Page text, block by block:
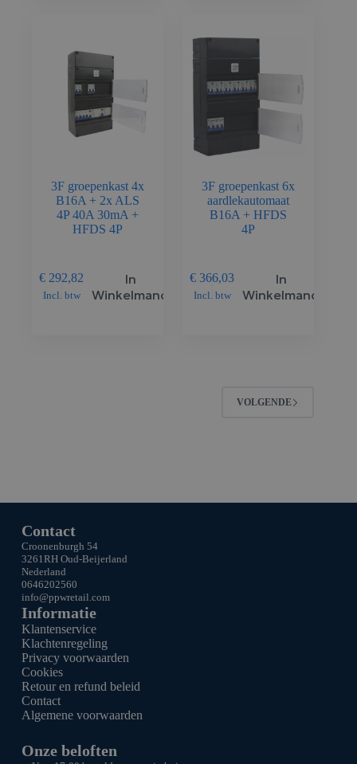
3F groepenkast 4x
B16A + 2x ALS
4P 40A 30mA +
HFDS 4P
€ 292,82
Incl. btw
In
Winkelmand
3F groepenkast 6x
aardlekautomaat
B16A + HFDS
4P
€ 366,03
Incl. btw
In
Winkelmand
VOLGENDE
Contact
Croonenburgh 54
3261RH Oud-Beijerland
Nederland
0646202560
info@ppwretail.com
Informatie
Klantenservice
Klachtenregeling
Privacy voorwaarden
Cookies
Retour en refund beleid
Contact
Algemene voorwaarden
Onze beloften